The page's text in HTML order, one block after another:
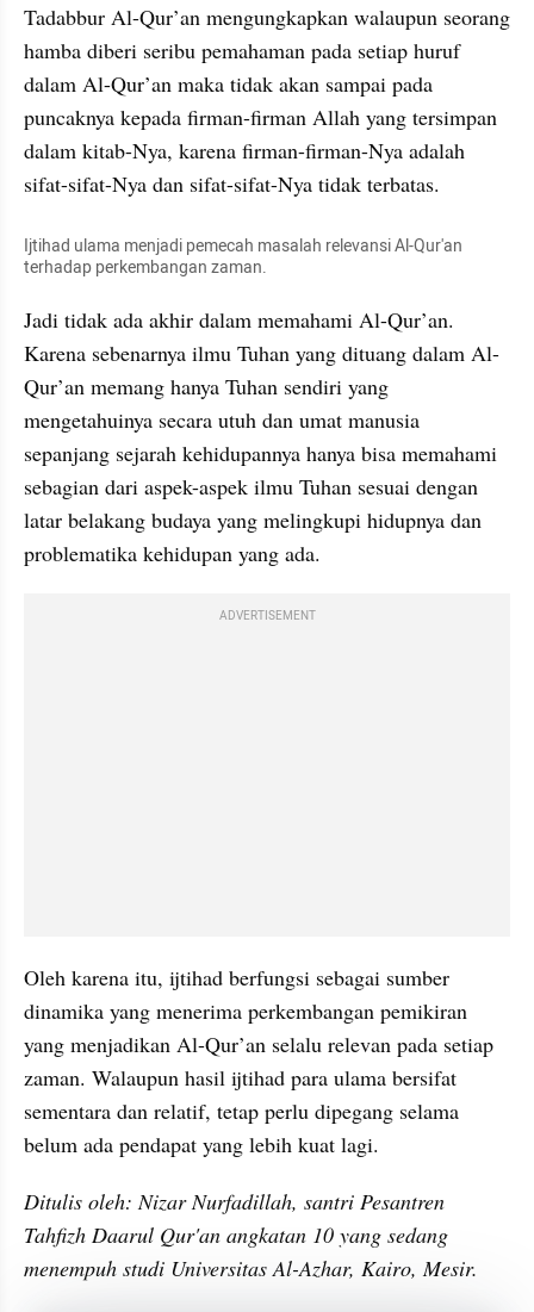
Tadabbur Al-Qur’an mengungkapkan walaupun seorang
hamba diberi seribu pemahaman pada setiap huruf
dalam Al-Qur’an maka tidak akan sampai pada
puncaknya kepada firman-firman Allah yang tersimpan
dalam kitab-Nya, karena firman-firman-Nya adalah
sifat-sifat-Nya dan sifat-sifat-Nya tidak terbatas.
Ijtihad ulama menjadi pemecah masalah relevansi Al-Qur'an
terhadap perkembangan zaman.
Jadi tidak ada akhir dalam memahami Al-Qur’an.
Karena sebenarnya ilmu Tuhan yang dituang dalam Al-
Qur’an memang hanya Tuhan sendiri yang
mengetahuinya secara utuh dan umat manusia
sepanjang sejarah kehidupannya hanya bisa memahami
sebagian dari aspek-aspek ilmu Tuhan sesuai dengan
latar belakang budaya yang melingkupi hidupnya dan
problematika kehidupan yang ada.
ADVERTISEMENT
Oleh karena itu, ijtihad berfungsi sebagai sumber
dinamika yang menerima perkembangan pemikiran
yang menjadikan Al-Qur’an selalu relevan pada setiap
zaman. Walaupun hasil ijtihad para ulama bersifat
sementara dan relatif, tetap perlu dipegang selama
belum ada pendapat yang lebih kuat lagi.
Ditulis oleh: Nizar Nurfadillah, santri Pesantren
Tahfizh Daarul Qur'an angkatan 10 yang sedang
menempuh studi Universitas Al-Azhar, Kairo, Mesir.